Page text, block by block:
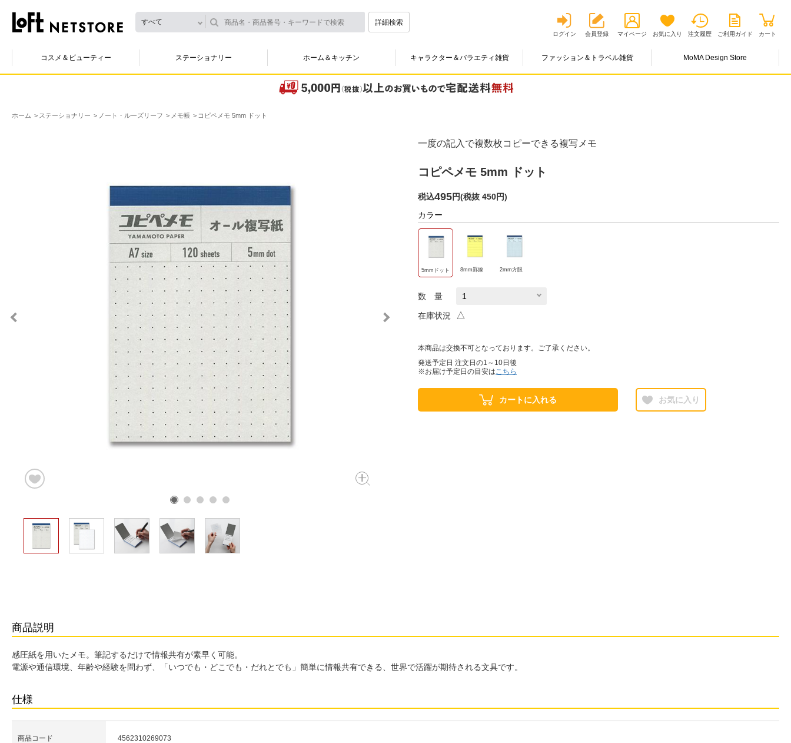
すべて 詳細検索
ログイン 会員登録 マイページ お気に入り 注文履歴 ご利用ガイド カート
コスメ＆ビューティー ステーショナリー ホーム＆キッチン キャラクター＆バラエティ雑貨 ファッション＆トラベル雑貨 MoMA Design Store
ホーム ステーショナリー ノート・ルーズリーフ メモ帳 コピペメモ 5mm ドット
一度の記入で複数枚コピーできる複写メモ
コピペメモ 5mm ドット
税込495円(税抜 450円)
カラー
5mmドット 8mm罫線 2mm方眼
数 量
在庫状況 △
本商品は交換不可となっております。ご了承ください。
発送予定日 注文日の1～10日後
※お届け予定日の目安はこちら
カートに入れる お気に入り
商品説明
感圧紙を用いたメモ。筆記するだけで情報共有が素早く可能。
電源や通信環境、年齢や経験を問わず、「いつでも・どこでも・だれとでも」簡単に情報共有できる、世界で活躍が期待される文具です。
仕様
商品コード 4562310269073